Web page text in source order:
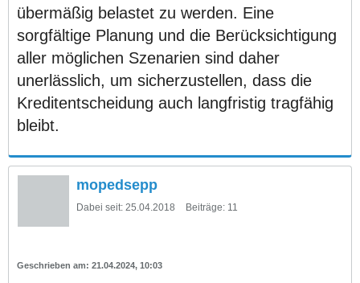
übermäßig belastet zu werden. Eine
sorgfältige Planung und die Berücksichtigung
aller möglichen Szenarien sind daher
unerlässlich, um sicherzustellen, dass die
Kreditentscheidung auch langfristig tragfähig
bleibt.
mopedsepp
Dabei seit: 25.04.2018 Beiträge: 11
21.04.2024, 10:03